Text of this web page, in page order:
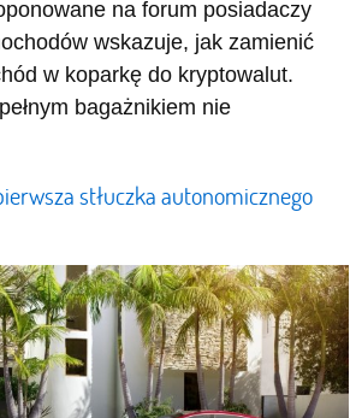
na forum posiadaczy
wskazuje, jak zamienić
w koparkę do kryptowalut.
bagażnikiem nie
stłuczka autonomicznego